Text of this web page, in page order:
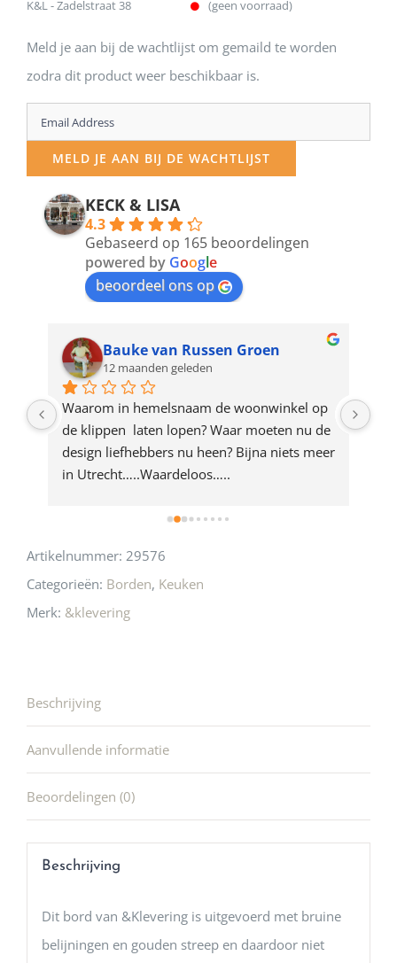
K&L - Zadelstraat 38 (geen voorraad)
Meld je aan bij de wachtlijst om gemaild te worden
zodra dit product weer beschikbaar is.
Enter
your
email
address
product
MELD JE AAN BIJ DE WACHTLIJST
KECK & LISA
4.3
Gebaseerd op 165 beoordelingen
powered by Google
beoordeel ons op
Bauke van Russen Groen
12 maanden geleden
Waarom in hemelsnaam de woonwinkel op
de klippen  laten lopen? Waar moeten nu de
design liefhebbers nu heen? Bijna niets meer
in Utrecht…..Waardeloos…..
Artikelnummer: 29576
Categorieën: Borden, Keuken
Merk: &klevering
Beschrijving
Aanvullende informatie
Beoordelingen (0)
Beschrijving
Dit bord van &Klevering is uitgevoerd met bruine
belijningen en gouden streep en daardoor niet